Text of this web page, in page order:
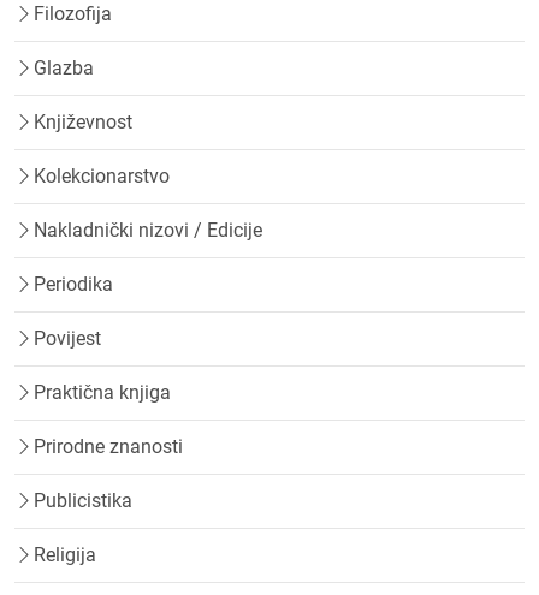
Filozofija
Glazba
Književnost
Kolekcionarstvo
Nakladnički nizovi / Edicije
Periodika
Povijest
Praktična knjiga
Prirodne znanosti
Publicistika
Religija